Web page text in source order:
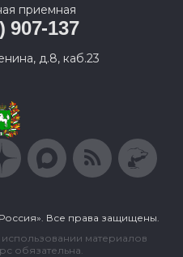
приемная
907-137
д.8, каб.23
Все права защищены.
материалов
обязательна.